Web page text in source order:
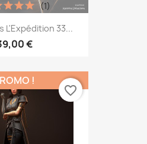
L'Expédition 33...
€
(1)
!
favorite_border